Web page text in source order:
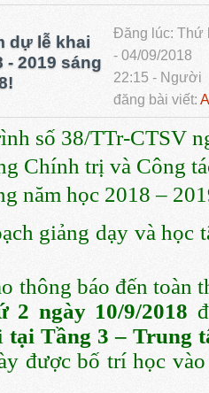
dự lễ khai
- 2019 sáng
Đăng lúc: Thứ
- 04/09/2018
22:15 - Người
đăng bài viết:
số 38/TTr-CTSV
Chính trị và Công
năm học 2018 –
giảng dạy và học
báo đến toàn
2 ngày 10/9/2018
tại Tầng 3 – Trung
được bố trí học